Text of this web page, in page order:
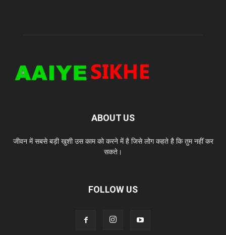
ABOUT US
जीवन में सबसे बड़ी खुशी उस काम को करने में है जिसे लोग कहते है कि तुम नहीं कर
सकते।
FOLLOW US